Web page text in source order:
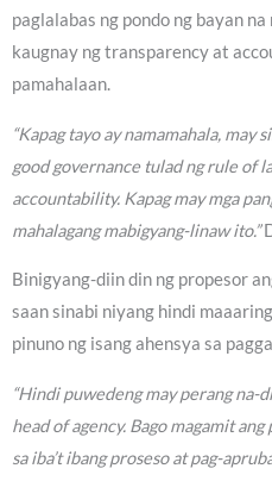
paglalabas ng pondo ng bayan
kaugnay ng transparency at
pamahalaan.
“Kapag tayo ay namamahala, may
good governance tulad ng rule of
accountability. Kapag may mga
mahalagang mabigyang-linaw ito.”
Binigyang-diin din ng propesor
saan sinabi niyang hindi
pinuno ng isang ahensya sa
“Hindi puwedeng may perang na-
head of agency. Bago magamit
sa iba’t ibang proseso at pag-